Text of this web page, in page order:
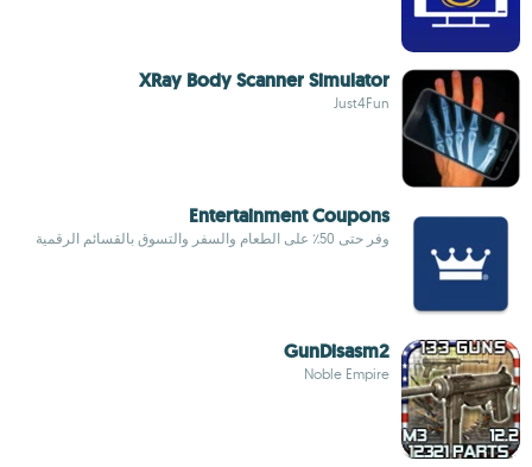
XRay Body Scanner Simulator
Just4Fun
Entertainment Coupons
وفر حتى 50٪ على الطعام والسفر والتسوق بالقسائم الرقمية
GunDisasm2
Noble Empire